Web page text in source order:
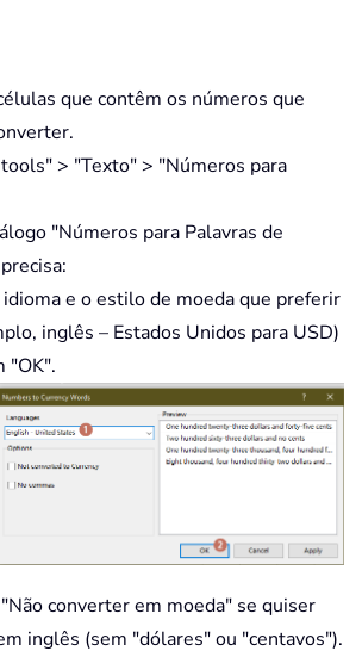
que contêm os números que
> "Texto" > "Números para
"Números para Palavras de
idioma e o estilo de moeda que preferir
inglês – Estados Unidos para USD)
"OK".
converter em moeda" se quiser
inglês (sem "dólares" ou "centavos").